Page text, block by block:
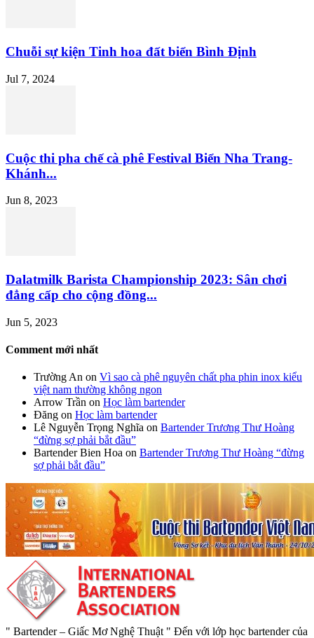
Chuỗi sự kiện Tinh hoa đất biển Bình Định
Jul 7, 2024
Cuộc thi pha chế cà phê Festival Biển Nha Trang-
Khánh...
Jun 8, 2023
Dalatmilk Barista Championship 2023: Sân chơi
đẳng cấp cho cộng đồng...
Jun 5, 2023
Comment mới nhất
Trường An on Vì sao cà phê nguyên chất pha phin inox kiểu
việt nam thường không ngon
Arrow Trần on Học làm bartender
Đăng on Học làm bartender
Lê Nguyễn Trọng Nghĩa on Bartender Trương Thư Hoàng
“đừng sợ phải bắt đầu”
Bartender Bien Hoa on Bartender Trương Thư Hoàng “đừng
sợ phải bắt đầu”
" Bartender – Giấc Mơ Nghệ Thuật " Đến với lớp học bartender của